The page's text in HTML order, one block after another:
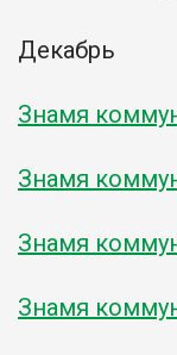
Декабрь
Знамя
Знамя
Знамя
Знамя